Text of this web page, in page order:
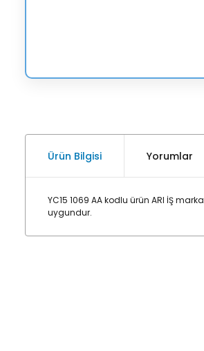
Ürün Bilgisi Yorumlar
YC15 1069 AA kodlu ürün ARI İŞ
uygundur.